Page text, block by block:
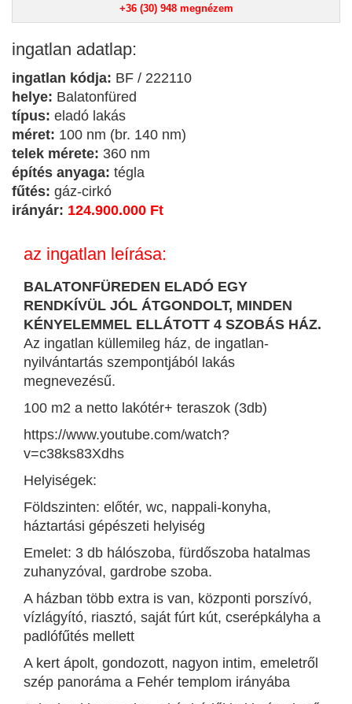
+36 (30) 948 megnézem
ingatlan adatlap:
ingatlan kódja: BF / 222110
helye: Balatonfüred
típus: eladó lakás
méret: 100 nm (br. 140 nm)
telek mérete: 360 nm
építés anyaga: tégla
fűtés: gáz-cirkó
irányár: 124.900.000 Ft
az ingatlan leírása:
BALATONFÜREDEN ELADÓ EGY
RENDKÍVÜL JÓL ÁTGONDOLT, MINDEN
KÉNYELEMMEL ELLÁTOTT 4 SZOBÁS HÁZ.
Az ingatlan küllemileg ház, de ingatlan-
nyilvántartás szempontjából lakás
megnevezésű.
100 m2 a netto lakótér+ teraszok (3db)
https://www.youtube.com/watch?
v=c38ks83Xdhs
Helyiségek:
Földszinten: előtér, wc, nappali-konyha,
háztartási gépészeti helyiség
Emelet: 3 db hálószoba, fürdőszoba hatalmas
zuhanyzóval, gardrobe szoba.
A házban több extra is van, központi porszívó,
vízlágyító, riasztó, saját fúrt kút, cserépkályha a
padlófűtés mellett
A kert ápolt, gondozott, nagyon intim, emeletről
szép panoráma a Fehér templom irányába